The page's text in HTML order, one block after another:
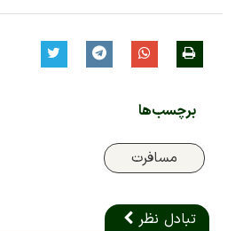
برچسب‌ها
مسافرت
تبادل نظر